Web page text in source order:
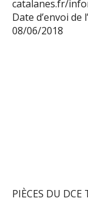
catalanes.fr/
Date d’envoi de
08/06/2018
PIÈCES DU DCE